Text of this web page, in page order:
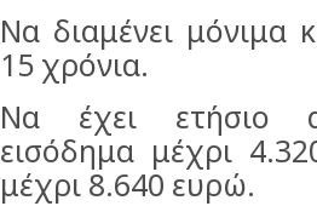
Να διαμένει μόνιμα
15 χρόνια.
Να έχει ετήσιο
εισόδημα μέχρι
μέχρι 8.640 ευρώ.